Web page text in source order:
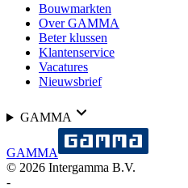
Bouwmarkten
Over GAMMA
Beter klussen
Klantenservice
Vacatures
Nieuwsbrief
GAMMA
GAMMA
© 2026 Intergamma B.V.
-